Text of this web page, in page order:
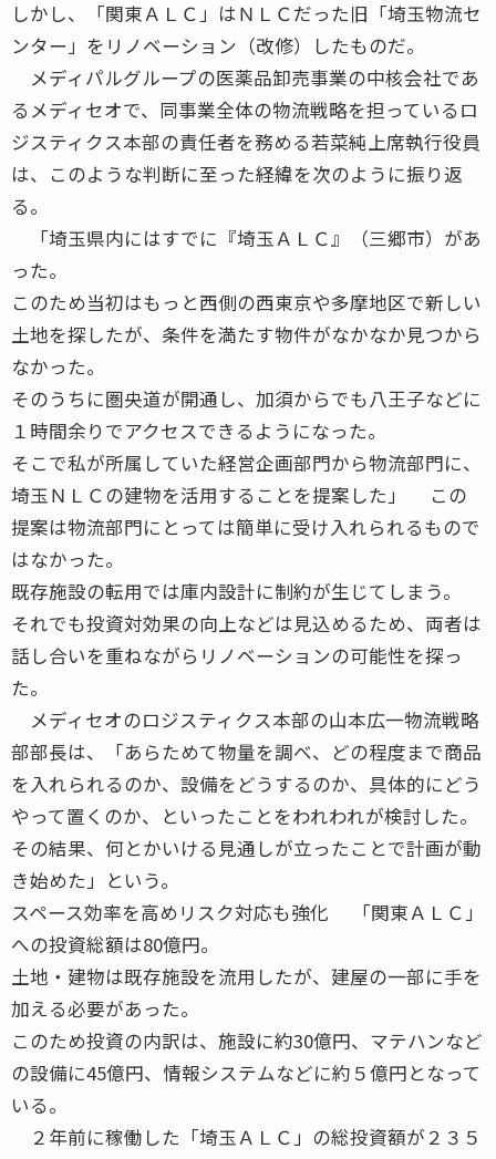
しかし、「関東ＡＬＣ」はＮＬＣだった旧「埼玉物流セ
ンター」をリノベーション（改修）したものだ。
メディパルグループの医薬品卸売事業の中核会社であ
るメディセオで、同事業全体の物流戦略を担っているロ
ジスティクス本部の責任者を務める若菜純上席執行役員
は、このような判断に至った経緯を次のように振り返
る。
「埼玉県内にはすでに『埼玉ＡＬＣ』（三郷市）があ
った。
このため当初はもっと西側の西東京や多摩地区で新しい
土地を探したが、条件を満たす物件がなかなか見つから
なかった。
そのうちに圏央道が開通し、加須からでも八王子などに
１時間余りでアクセスできるようになった。
そこで私が所属していた経営企画部門から物流部門に、
埼玉ＮＬＣの建物を活用することを提案した」 この
提案は物流部門にとっては簡単に受け入れられるもので
はなかった。
既存施設の転用では庫内設計に制約が生じてしまう。
それでも投資対効果の向上などは見込めるため、両者は
話し合いを重ねながらリノベーションの可能性を探っ
た。
メディセオのロジスティクス本部の山本広一物流戦略
部部長は、「あらためて物量を調べ、どの程度まで商品
を入れられるのか、設備をどうするのか、具体的にどう
やって置くのか、といったことをわれわれが検討した。
その結果、何とかいける見通しが立ったことで計画が動
き始めた」という。
スペース効率を高めリスク対応も強化 「関東ＡＬＣ」
への投資総額は80億円。
土地・建物は既存施設を流用したが、建屋の一部に手を
加える必要があった。
このため投資の内訳は、施設に約30億円、マテハンなど
の設備に45億円、情報システムなどに約５億円となって
いる。
２年前に稼働した「埼玉ＡＬＣ」の総投資額が２３５